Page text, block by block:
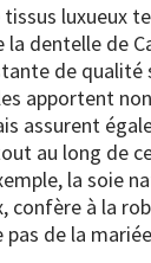
luxueux
la dentelle de
de qualité
apportent
assurent
au long de
la soie
confère à la
de la